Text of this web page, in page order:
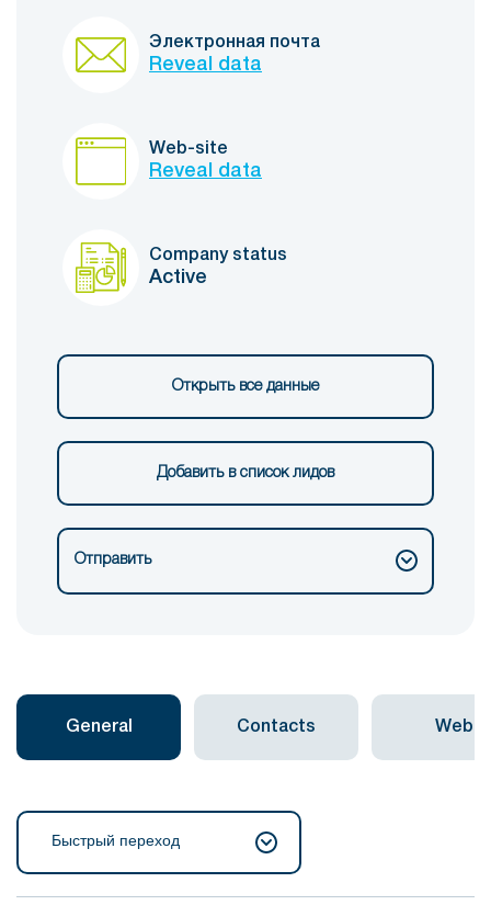
Электронная почта
Reveal data
Web-site
Reveal data
Company status
Active
Открыть все данные
Добавить в список лидов
Отправить
General Contacts Web
Быстрый переход